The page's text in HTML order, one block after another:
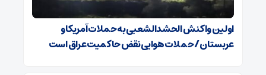
اولین واکنش الحشدالشعبی به حملات آمریکا و
عربستان / حملات هوایی نقض حاکمیت عراق است